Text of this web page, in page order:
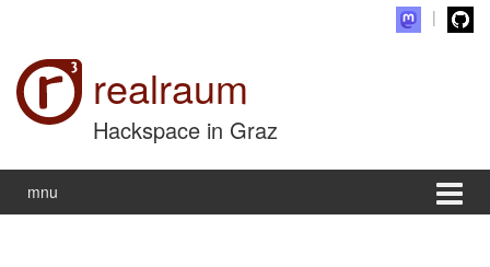
realraum
Hackspace in Graz
mnu